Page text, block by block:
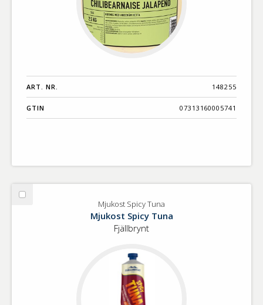
ART. NR. 148255
GTIN 07313160005741
Välj
Mjukost Spicy Tuna
Mjukost Spicy Tuna
Fjällbrynt